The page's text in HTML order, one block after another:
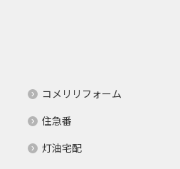
コメリリフォーム
住急番
灯油宅配